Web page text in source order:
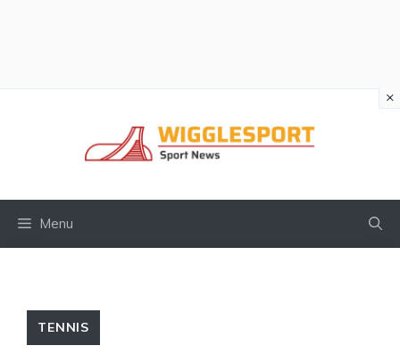
Menu
TENNIS
×